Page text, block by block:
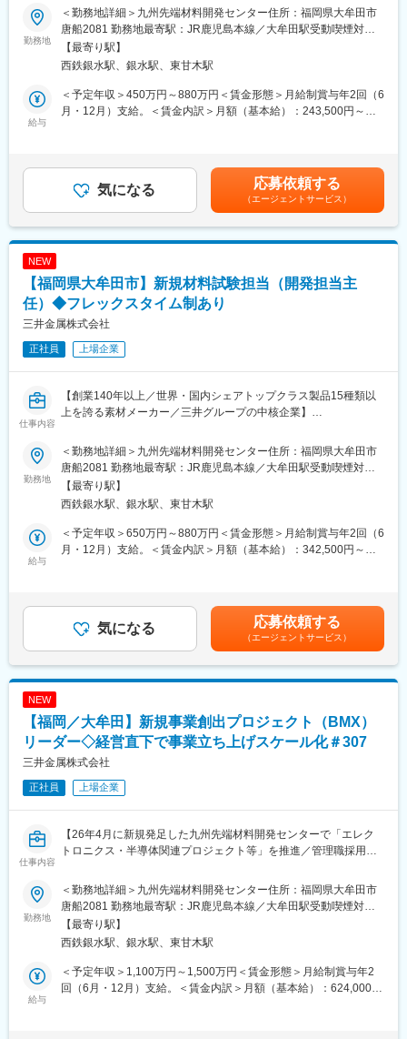
【職務内容】
2026年4月に設立された九州先端材料開発センターの企画・マー
ケティング部の一員として、新規テーマ案の具現化を行う試作開
発業務に就いていただきます。
2026年4月に福岡県大牟田市に設立され、事業部門と連携した材
料開発体制を構築し、将来の競争力向上につながる先端材料の創
出を目的としたセンターです。
区（レアメタル事業部開発2係の開発室など）となります。
その後は本人の希望やスキル、開発テーマの進捗等を勘案しなが
・新規テーマ探索：マーケティング、大学対応、学会／展示会参
加、社内連携
・新規材料開発：実証試験、新規技術導入、共同研究
・新規評価技術構築：設備導入、社内展開、工場支援
ど。形状は粉体、焼結体、箔など）
・酸・アルカリなど（塩酸、苛性ソーダなど）
【業務の面白み／魅力】
・さまざまな新規テーマの試験に携わることで、当社の扱う材料
に対し広範な知識を得られます。
・自由な発想で業務の工夫を行うことができ、自身のスキル向上
ができます。
・社内外のさまざまな部署と協業する機会が多く、さまざまなア
イデアに触れられます。
・適性に応じて、新規事業開発やマーケティング担当として活動
変更の範囲：無
勤務地
＜勤務地詳細＞九州先端材料開発センター住所：福岡県大牟田市
唐船2081 勤務地最寄駅：JR鹿児島本線／大牟田駅受動喫煙対
策：敷地内喫煙可能場所あり変更の範囲：三井金属・グループ会
社の本社および国内外の支社・営業所
【最寄り駅】
西鉄銀水駅、銀水駅、東甘木駅
給与
＜予定年収＞450万円～880万円＜賃金形態＞月給制賞与年2回（6
月・12月）支給。＜賃金内訳＞月額（基本給）：243,500円～
可能性があります。月給(月額)は固定手当を含めた表記です。
気になる 応募依頼する
（エージェントサービス）
NEW
【福岡県大牟田市】新規材料試験担当（開発担当主
任）◆フレックスタイム制あり
三井金属株式会社
正社員 上場企業
仕事内容
【創業140年以上／世界・国内シェアトップクラス製品15種類以
上を誇る素材メーカー／三井グループの中核企業】
【組織ビジョン】
三井金属の未来を切り拓く先端材料を事業へと育て上げ、新たな
収益の柱を創出し続ける開発拠点となる
【配属先ミッション】
事業部・お客様と一体となって価値の創造に挑戦し続け、継続的
に新規事業を創出する
員として、負熱膨張材料の開発業務に就いていただきます。
※2026年4月に福岡県大牟田市に設立され、事業部門と連携した材
料開発体制を構築し、将来の競争力向上につながる先端材料の創
験場所は大牟田地区となります。
その後は本人の希望やスキル、開発テーマの進捗等を勘案しなが
ら、チームミッションの範疇で業務範囲を広げていただきます。
・新規テーマ探索：マーケティング、大学対応、学会／展示会参
加、社内連携
・新規評価技術構築：設備導入、社内展開
【具体的な取り扱い材料】
・無機材料全般（レアアース・レアメタル、アルミナ、銅・銀な
ど。形状は粉体、焼結体、箔など）
・酸・アルカリなど（塩酸、苛性ソーダなど）
勤務地
＜勤務地詳細＞九州先端材料開発センター住所：福岡県大牟田市
唐船2081 勤務地最寄駅：JR鹿児島本線／大牟田駅受動喫煙対
策：敷地内喫煙可能場所あり変更の範囲：三井金属・グループ会
社の本社および国内外の支社・営業所
【最寄り駅】
西鉄銀水駅、銀水駅、東甘木駅
給与
＜予定年収＞650万円～880万円＜賃金形態＞月給制賞与年2回（6
月・12月）支給。＜賃金内訳＞月額（基本給）：342,500円～
可能性があります。月給(月額)は固定手当を含めた表記です。
気になる 応募依頼する
（エージェントサービス）
NEW
【福岡／大牟田】新規事業創出プロジェクト（BMX）
リーダー◇経営直下で事業立ち上げスケール化＃307
三井金属株式会社
正社員 上場企業
仕事内容
【26年4月に新規発足した九州先端材料開発センターで「エレク
トロニクス・半導体関連プロジェクト等」を推進／管理職採用／
■募集背景
事業拡大に向けた人員拡大です。プロジェクトのリーダーとし
て、M&A、開発、営業等の各担当者を牽引し、経営陣と連携しな
がら、新規事業の立ち上げ・スケール化を実現していただきま
す。
■職務内容
勤務地
＜勤務地詳細＞九州先端材料開発センター住所：福岡県大牟田市
唐船2081 勤務地最寄駅：JR鹿児島本線／大牟田駅受動喫煙対
策：敷地内喫煙可能場所あり変更の範囲：三井金属・グループ会
社の本社および国内外の支社・営業所※リモートワークを含む
【最寄り駅】
西鉄銀水駅、銀水駅、東甘木駅
給与
＜予定年収＞1,100万円～1,500万円＜賃金形態＞月給制賞与年2
回（6月・12月）支給。＜賃金内訳＞月額（基本給）：624,000円